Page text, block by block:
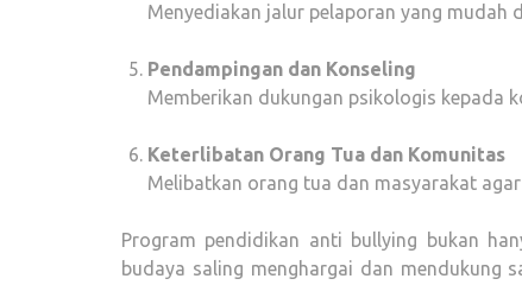
Menyediakan jalur pelaporan yang mudah
Pendampingan dan Konseling
Memberikan dukungan psikologis kepada
Keterlibatan Orang Tua dan Komunitas
Melibatkan orang tua dan masyarakat
Program pendidikan anti bullying bukan
budaya saling menghargai dan mendukung